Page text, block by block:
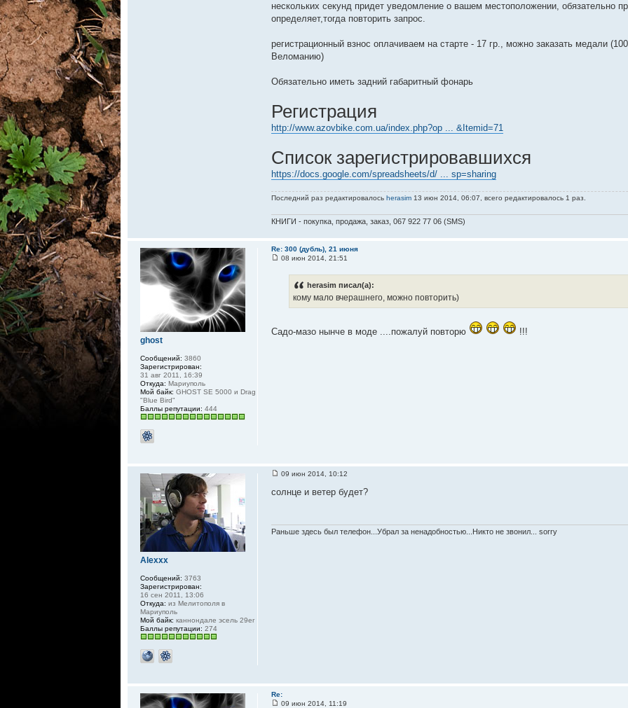
нескольких секунд придет уведомление о вашем местоположении, обязательно
определяет,тогда повторить запрос.
регистрационный взнос оплачиваем на старте - 17 гр., можно заказать медали
Веломанию)
Обязательно иметь задний габаритный фонарь
Регистрация
http://www.azovbike.com.ua/index.php?op ... &Itemid=71
Список зарегистрировавшихся
https://docs.google.com/spreadsheets/d/ ... sp=sharing
Последний раз редактировалось herasim 13 июн 2014, 06:07, всего редактировалось 1 раз.
КНИГИ - покупка, продажа, заказ, 067 922 77 06 (SMS)
Re: 300 (дубль), 21 июня
08 июн 2014, 21:51
herasim писал(а):
кому мало вчерашнего, можно повторить)
Садо-мазо нынче в моде ....пожалуй повторю !!!
ghost
Сообщений: 3860
Зарегистрирован:
31 авг 2011, 16:39
Откуда: Мариуполь
Мой байк: GHOST SE 5000 и Drag
"Blue Bird"
Баллы репутации: 444
09 июн 2014, 10:12
солнце и ветер будет?
Раньше здесь был телефон...Убрал за ненадобностью...Никто не звонил... sorry
Alexxx
Сообщений: 3763
Зарегистрирован:
16 сен 2011, 13:06
Откуда: из Мелитополя в
Мариуполь
Мой байк: каннондале эсель 29er
Баллы репутации: 274
Re:
09 июн 2014, 11:19